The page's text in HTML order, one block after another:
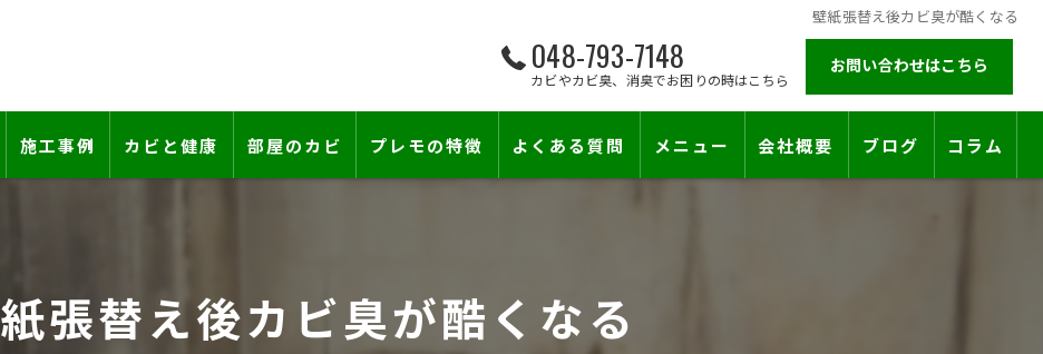
壁紙張替え後カビ臭が酷くなる
048-793-7148
カビやカビ臭、消臭でお困りの時はこちら
お問い合わせはこちら
施工事例 カビと健康 部屋のカビ
壁紙カビ・壁紙下地のカビ
プレモの特徴
漏水事故のカビ
よくある質問 メニュー 会社概要 ブログ コラム
張替え後カビ臭が酷くなる